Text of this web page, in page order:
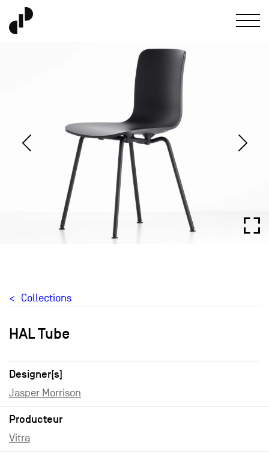
Collections
HAL Tube
Designer[s]
Jasper Morrison
Producteur
Vitra